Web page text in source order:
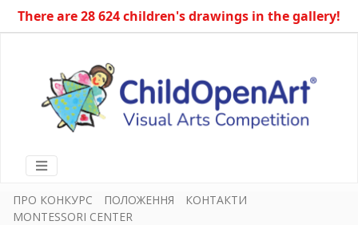
There are 28 624 children's drawings in the gallery!
ПРО КОНКУРС ПОЛОЖЕННЯ
КОНТАКТИ
MONTESSORI CENTER